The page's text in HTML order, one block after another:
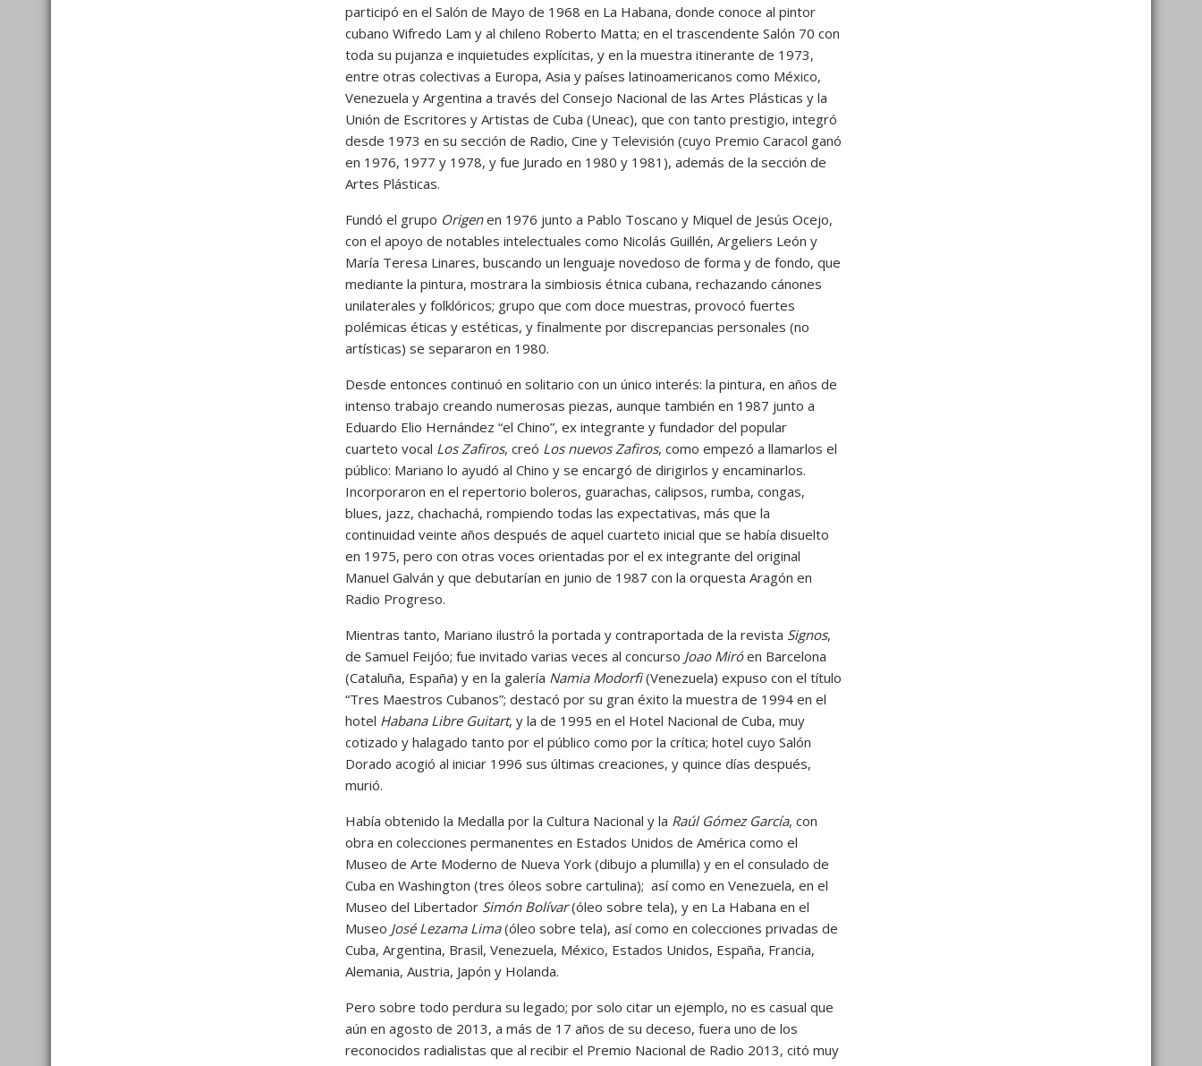
participó en el Salón de Mayo de 1968 en La Habana, donde conoce al pintor
cubano Wifredo Lam y al chileno Roberto Matta; en el trascendente Salón 70 con
toda su pujanza e inquietudes explícitas, y en la muestra itinerante de 1973,
entre otras colectivas a Europa, Asia y países latinoamericanos como México,
Venezuela y Argentina a través del Consejo Nacional de las Artes Plásticas y la
Unión de Escritores y Artistas de Cuba (Uneac), que con tanto prestigio, integró
desde 1973 en su sección de Radio, Cine y Televisión (cuyo Premio Caracol ganó
en 1976, 1977 y 1978, y fue Jurado en 1980 y 1981), además de la sección de
Artes Plásticas.
Fundó el grupo Origenen 1976 junto a Pablo Toscano y Miquel de Jesús Ocejo,
con el apoyo de notables intelectuales como Nicolás Guillén, Argeliers León y
María Teresa Linares, buscando un lenguaje novedoso de forma y de fondo, que
mediante la pintura, mostrara la simbiosis étnica cubana, rechazando cánones
unilaterales y folklóricos; grupo que com doce muestras, provocó fuertes
polémicas éticas y estéticas, y finalmente por discrepancias personales (no
artísticas) se separaron en 1980.
Desde entonces continuó en solitario con un único interés: la pintura, en años de
intenso trabajo creando numerosas piezas, aunque también en 1987 junto a
Eduardo Elio Hernández “el Chino”, ex integrante y fundador del popular
cuarteto vocal Los Zafiros, creó Los nuevos Zafiros, como empezó a llamarlos el
público: Mariano lo ayudó al Chino y se encargó de dirigirlos y encaminarlos.
Incorporaron en el repertorio boleros, guarachas, calipsos, rumba, congas,
blues, jazz, chachachá, rompiendo todas las expectativas, más que la
continuidad veinte años después de aquel cuarteto inicial que se había disuelto
en 1975, pero con otras voces orientadas por el ex integrante del original
Manuel Galván y que debutarían en junio de 1987 con la orquesta Aragón en
Radio Progreso.
Mientras tanto, Mariano ilustró la portada y contraportada de la revista Signos,
de Samuel Feijóo; fue invitado varias veces al concurso Joao Miróen Barcelona
(Cataluña, España) y en la galería Namia Modorfi(Venezuela) expuso con el título
“Tres Maestros Cubanos”; destacó por su gran éxito la muestra de 1994 en el
hotel Habana Libre Guitart, y la de 1995 en el Hotel Nacional de Cuba, muy
cotizado y halagado tanto por el público como por la crítica; hotel cuyo Salón
Dorado acogió al iniciar 1996 sus últimas creaciones, y quince días después,
murió.
Había obtenido la Medalla por la Cultura Nacional y la Raúl Gómez García, con
obra en colecciones permanentes en Estados Unidos de América como el
Museo de Arte Moderno de Nueva York (dibujo a plumilla) y en el consulado de
Cuba en Washington (tres óleos sobre cartulina); así como en Venezuela, en el
Museo del Libertador Simón Bolívar(óleo sobre tela), y en La Habana en el
Museo José Lezama Lima(óleo sobre tela), así como en colecciones privadas de
Cuba, Argentina, Brasil, Venezuela, México, Estados Unidos, España, Francia,
Alemania, Austria, Japón y Holanda.
Pero sobre todo perdura su legado; por solo citar un ejemplo, no es casual que
aún en agosto de 2013, a más de 17 años de su deceso, fuera uno de los
reconocidos radialistas que al recibir el Premio Nacional de Radio 2013, citó muy